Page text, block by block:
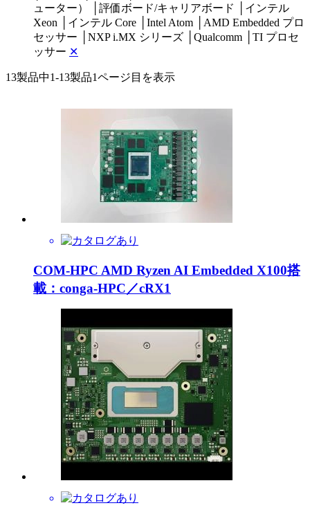
ューター）
評価ボード/キャリアボード
インテル
Xeon
インテル Core Intel Atom
AMD Embedded プロ
セッサー
NXP i.MX シリーズ Qualcomm
TI プロセ
ッサー ✕
13製品中1-13製品1ページ目を表示
COM-HPC AMD Ryzen AI Embedded X100搭
載：conga-HPC／cRX1